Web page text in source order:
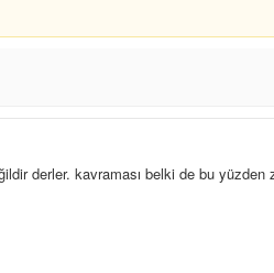
derler. kavraması belki de bu yüzden